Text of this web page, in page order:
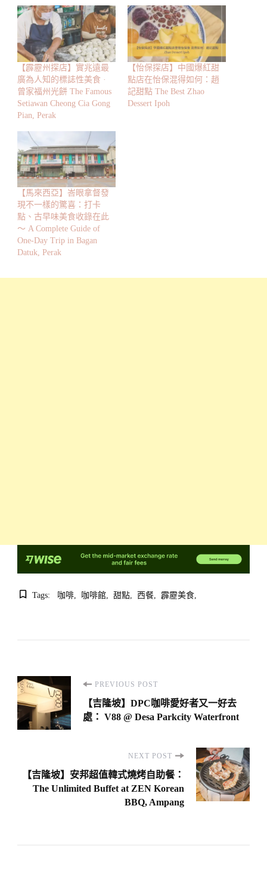
【霹靂州探店】實兆遠最
廣為人知的標誌性美食 ·
曾家福州光餅 The Famous
Setiawan Cheong Cia Gong
Pian, Perak
【怡保探店】中國爆紅甜
點店在怡保混得如何：趙
記甜點 The Best Zhao
Dessert Ipoh
【馬來西亞】峇眼拿督發
現不一樣的驚喜：打卡
點、古早味美食收錄在此
～ A Complete Guide of
One-Day Trip in Bagan
Datuk, Perak
Tags: 咖啡 咖啡館 甜點 西餐 霹靂美食
Post
Navigation
PREVIOUS POST
【吉隆坡】DPC咖啡愛好者又一好去
處： V88 @ Desa Parkcity Waterfront
NEXT POST
【吉隆坡】安邦超值韓式燒烤自助餐：
The Unlimited Buffet at ZEN Korean
BBQ, Ampang